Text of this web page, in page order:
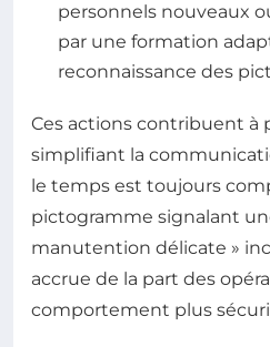
personnels nouveaux
par une formation
reconnaissance des
Ces actions contribuent à
simplifiant la
le temps est toujours
pictogramme signalant
manutention délicate »
accrue de la part des
comportement plus